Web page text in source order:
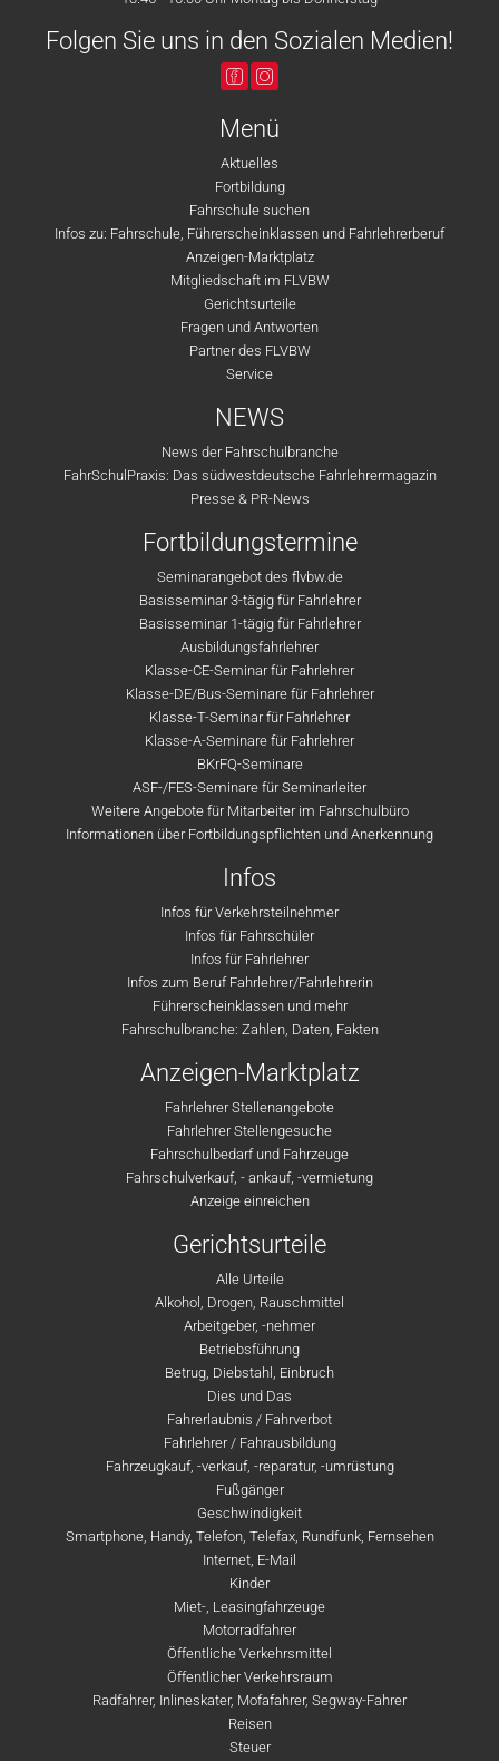
Folgen Sie uns in den Sozialen Medien!
Menü
Aktuelles
Fortbildung
Fahrschule suchen
Infos zu: Fahrschule, Führerscheinklassen und Fahrlehrerberuf
Anzeigen-Marktplatz
Mitgliedschaft im FLVBW
Gerichtsurteile
Fragen und Antworten
Partner des FLVBW
Service
NEWS
News der Fahrschulbranche
FahrSchulPraxis: Das südwestdeutsche Fahrlehrermagazin
Presse & PR-News
Fortbildungstermine
Seminarangebot des flvbw.de
Basisseminar 3-tägig für Fahrlehrer
Basisseminar 1-tägig für Fahrlehrer
Ausbildungsfahrlehrer
Klasse-CE-Seminar für Fahrlehrer
Klasse-DE/Bus-Seminare für Fahrlehrer
Klasse-T-Seminar für Fahrlehrer
Klasse-A-Seminare für Fahrlehrer
BKrFQ-Seminare
ASF-/FES-Seminare für Seminarleiter
Weitere Angebote für Mitarbeiter im Fahrschulbüro
Informationen über Fortbildungspflichten und Anerkennung
Infos
Infos für Verkehrsteilnehmer
Infos für Fahrschüler
Infos für Fahrlehrer
Infos zum Beruf Fahrlehrer/Fahrlehrerin
Führerscheinklassen und mehr
Fahrschulbranche: Zahlen, Daten, Fakten
Anzeigen-Marktplatz
Fahrlehrer Stellenangebote
Fahrlehrer Stellengesuche
Fahrschulbedarf und Fahrzeuge
Fahrschulverkauf, - ankauf, -vermietung
Anzeige einreichen
Gerichtsurteile
Alle Urteile
Alkohol, Drogen, Rauschmittel
Arbeitgeber, -nehmer
Betriebsführung
Betrug, Diebstahl, Einbruch
Dies und Das
Fahrerlaubnis / Fahrverbot
Fahrlehrer / Fahrausbildung
Fahrzeugkauf, -verkauf, -reparatur, -umrüstung
Fußgänger
Geschwindigkeit
Smartphone, Handy, Telefon, Telefax, Rundfunk, Fernsehen
Internet, E-Mail
Kinder
Miet-, Leasingfahrzeuge
Motorradfahrer
Öffentliche Verkehrsmittel
Öffentlicher Verkehrsraum
Radfahrer, Inlineskater, Mofafahrer, Segway-Fahrer
Reisen
Steuer